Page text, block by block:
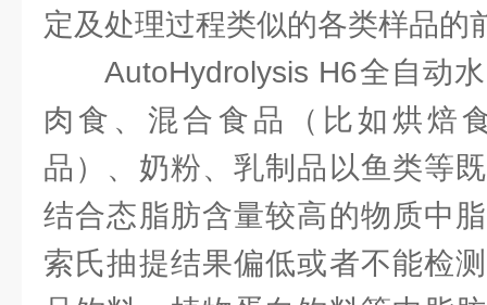
定及处理过程类似的各类样品的
AutoHydrolysis H6全自动
肉食、混合食品（比如烘焙
品）、奶粉、乳制品以鱼类等
结合态脂肪含量较高的物质中
索氏抽提结果偏低或者不能检